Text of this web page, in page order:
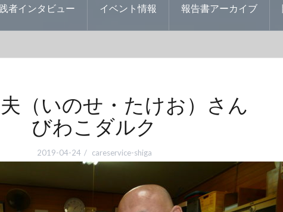
者インタビュー イベント情報 報告書アーカイブ
（いのせ・たけお）さん
びわこダルク
2019-04-24 careservice-shiga